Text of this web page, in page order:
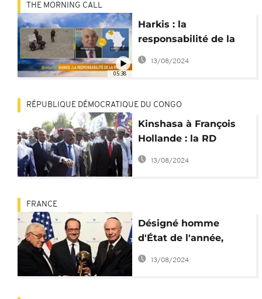
05:38
THE MORNING CALL
Harkis : la
responsabilité de la
France [The Morning
Call]
13/08/2024
RÉPUBLIQUE DÉMOCRATIQUE DU CONGO
Kinshasa à François
Hollande : la RD
Congo n'est pas un
''département d'outre-
13/08/2024
FRANCE
Désigné homme
d'État de l'année,
François Hollande
moqué en France
13/08/2024